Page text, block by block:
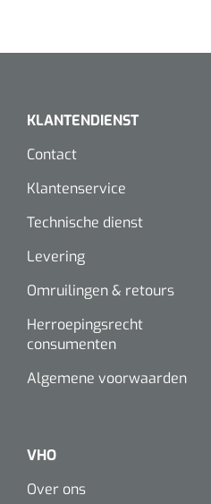
KLANTENDIENST
Contact
Klantenservice
Technische dienst
Levering
Omruilingen & retours
Herroepingsrecht
consumenten
Algemene voorwaarden
VHO
Over ons